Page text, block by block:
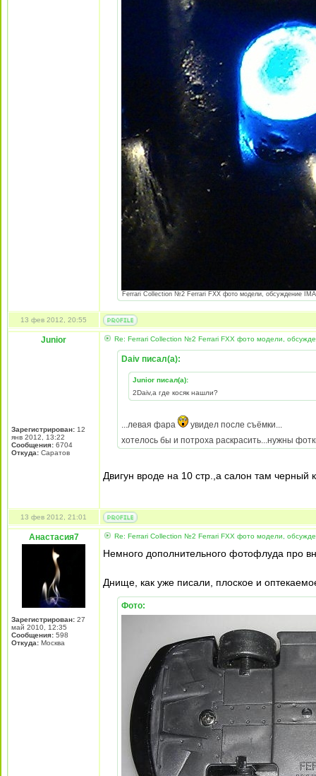
Ferrari Collection №2 Ferrari FXX фото модели, обсуждение
13 фев 2012, 20:55
Junior
Зарегистрирован: 12
янв 2012, 13:22
Сообщения: 6704
Откуда: Cаратов
Re: Ferrari Collection №2 Ferrari FXX фото модели,
Daiv писал(а):
Junior писал(а):
2Daiv,а где косяк нашли?
...левая фара
увидел после съёмки...
хотелось бы и потроха раскрасить...нужны
Двигун вроде на 10 стр.,а салон там черный
13 фев 2012, 21:01
Анастасия7
Зарегистрирован: 27
май 2010, 12:35
Сообщения: 598
Откуда: Москва
Re: Ferrari Collection №2 Ferrari FXX фото модели,
Немного дополнительного фотофлуда про
Днище, как уже писали, плоское и
Фото: